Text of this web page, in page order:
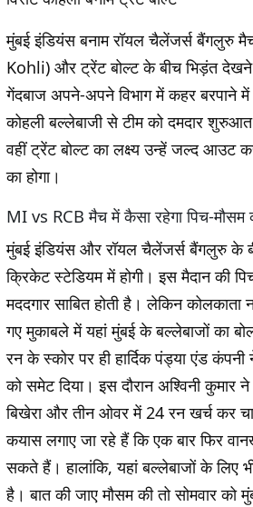
मुंबई इंडियंस बनाम रॉयल चैलेंजर्स बैंगलुरु
Kohli) और ट्रेंट बोल्ट के बीच भिड़ंत
गेंदबाज अपने-अपने विभाग में कहर बरपाने में
कोहली बल्लेबाजी से टीम को दमदार
वहीं ट्रेंट बोल्ट का लक्ष्य उन्हें जल्द आउट
का होगा।
MI vs RCB मैच में कैसा रहेगा पिच-मौसम
मुंबई इंडियंस और रॉयल चैलेंजर्स बैंगलुरु के
क्रिकेट स्टेडियम में होगी। इस मैदान की
मददगार साबित होती है। लेकिन
गए मुकाबले में यहां मुंबई के बल्लेबाजों का
रन के स्कोर पर ही हार्दिक पंड्या एंड कंपनी
को समेट दिया। इस दौरान अश्विनी कुमार
बिखेरा और तीन ओवर में 24 रन खर्च कर
कयास लगाए जा रहे हैं कि एक बार फिर
सकते हैं। हालांकि, यहां बल्लेबाजों के लिए
है। बात की जाए मौसम की तो सोमवार को